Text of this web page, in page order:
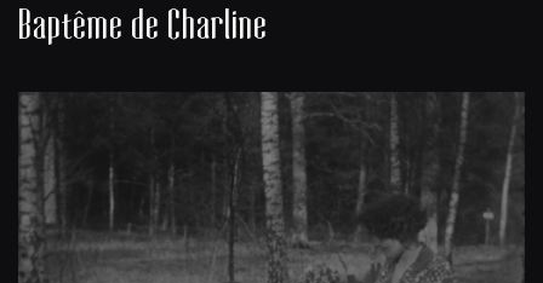
Baptême de Charline